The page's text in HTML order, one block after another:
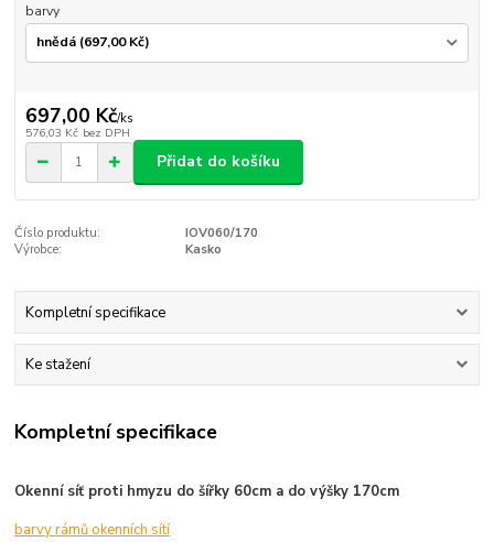
barvy
697,00 Kč/ks
576,03 Kč bez DPH
Přidat do košíku
Číslo produktu:
IOV060/170
Výrobce:
Kasko
Kompletní specifikace
Ke stažení
Kompletní specifikace
Okenní síť proti hmyzu do šířky 60cm a do výšky 170cm
barvy rámů okenních sítí